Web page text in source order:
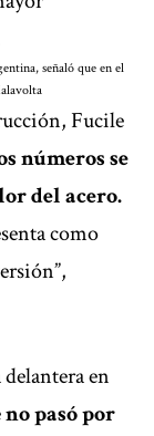
señaló que en el
Fucile
números se
del acero.
como
en
no pasó por